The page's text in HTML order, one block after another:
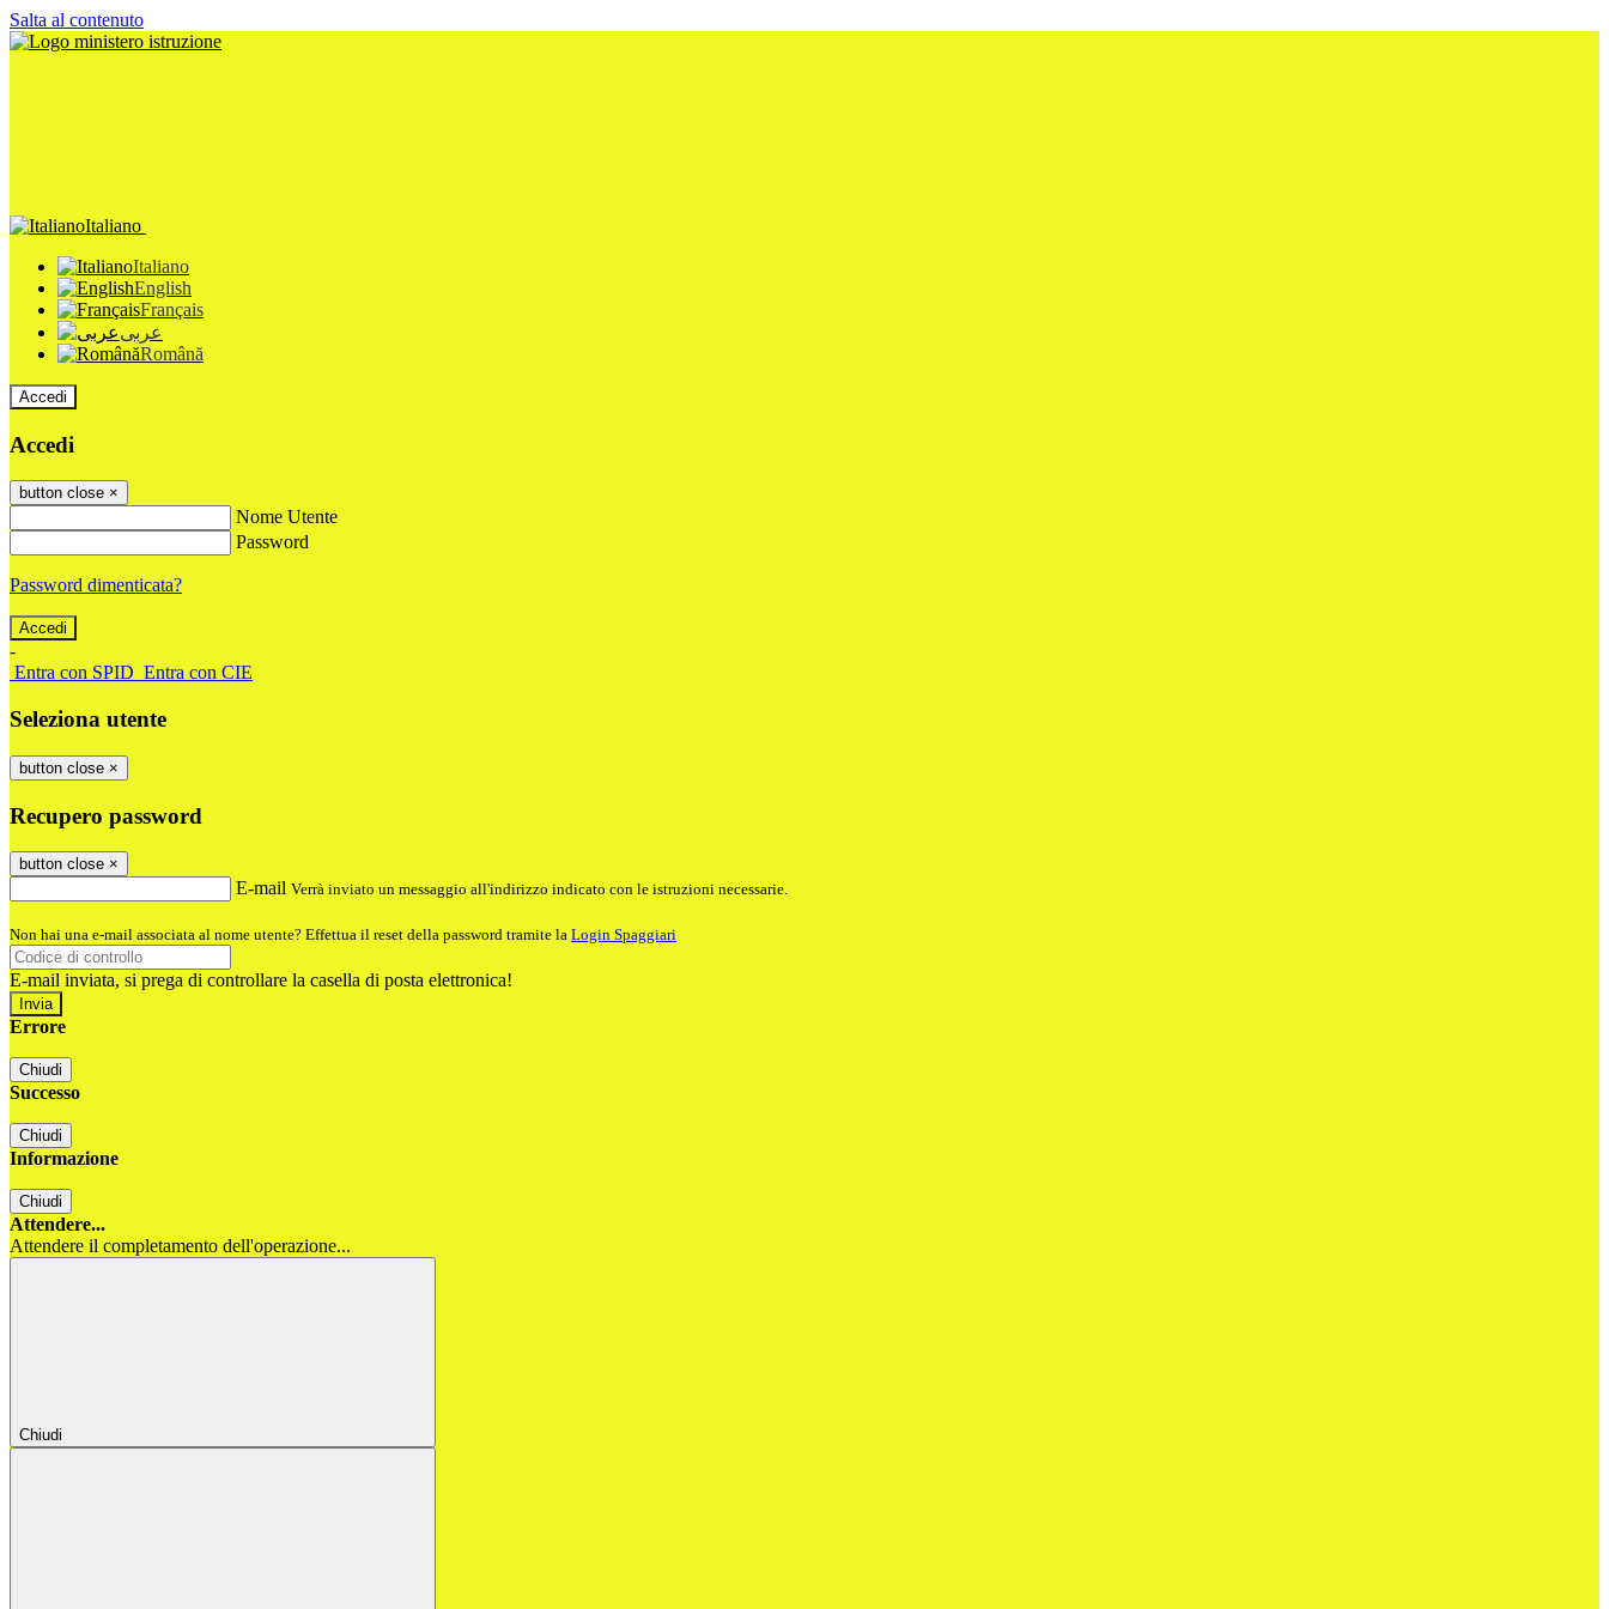
Salta al contenuto
Italiano
Italiano
English
Français
عربى
Română
Accedi
Accedi
button close ×
Nome Utente
Password
Password dimenticata?
-
Entra con SPID Entra con CIE
Seleziona utente
button close ×
Recupero password
button close ×
E-mail Verrà inviato un messaggio all'indirizzo indicato con le istruzioni necessarie.
Non hai una e-mail associata al nome utente? Effettua il reset della password tramite la Login Spaggiari
E-mail inviata, si prega di controllare la casella di posta elettronica!
Errore
Chiudi
Successo
Chiudi
Informazione
Chiudi
Attendere...
Attendere il completamento dell'operazione...
Chiudi